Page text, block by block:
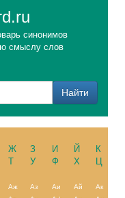
синонимов
смыслу слов
Ж З И Й
К
Т У Ф Х
Ц
Аж Аз Аи Ай
Ак